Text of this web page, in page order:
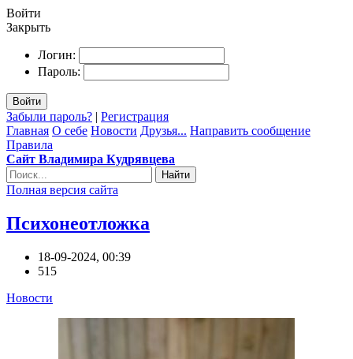
Войти
Закрыть
Логин:
Пароль:
Войти
Забыли пароль? | Регистрация
Главная О себе Новости Друзья... Направить сообщение
Правила
Сайт Владимира Кудрявцева
Найти
Полная версия сайта
Психонеотложка
18-09-2024, 00:39
515
Новости